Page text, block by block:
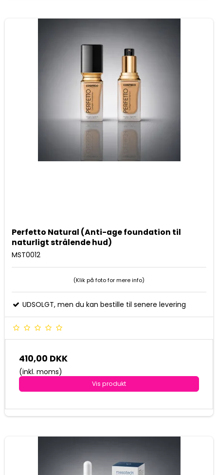
Perfetto Natural (Anti-age foundation til
naturligt strålende hud)
MST0012
(Klik på foto for mere info)
UDSOLGT, men du kan bestille til senere levering
410,00 DKK
(inkl. moms)
Vis produkt